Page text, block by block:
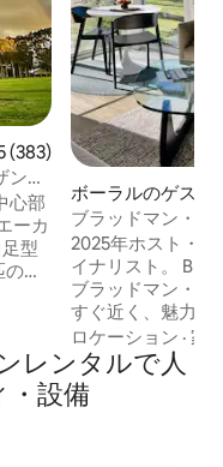
ー383件、5つ星中4.95つ
(383)
ンハ
心部
ーカ
型
カ
一
ズ州
ン
ボーラルのゲスト
ブラッドマン・ス
まで徒歩圏内
2025年ホスト・
イナリスト。
ブラッドマン・ク
すぐ近く、魅力的
地区に位置して
ストリートまで徒
たオープンレイア
そして成熟した専
ロケーション ·家
レンタルで人
・設備